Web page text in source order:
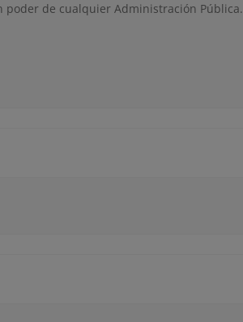
de cualquier Administración Pública.